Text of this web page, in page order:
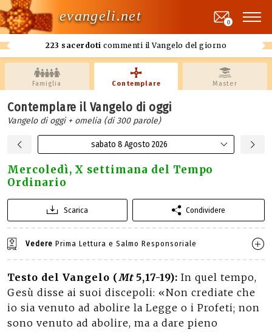
evangeli.net
223 sacerdoti commenti il Vangelo del giorno
0
Famiglia Contemplare Master
Contemplare il Vangelo di oggi
Vangelo di oggi + omelia (di 300 parole)
sabato 8 Agosto 2026
Mercoledì, X settimana del Tempo
Ordinario
Scarica Condividere
Vedere Prima Lettura e Salmo Responsoriale
Testo del Vangelo (Mt5,17-19): In quel tempo,
Gesù disse ai suoi discepoli: «Non crediate che
io sia venuto ad abolire la Legge o i Profeti; non
sono venuto ad abolire, ma a dare pieno